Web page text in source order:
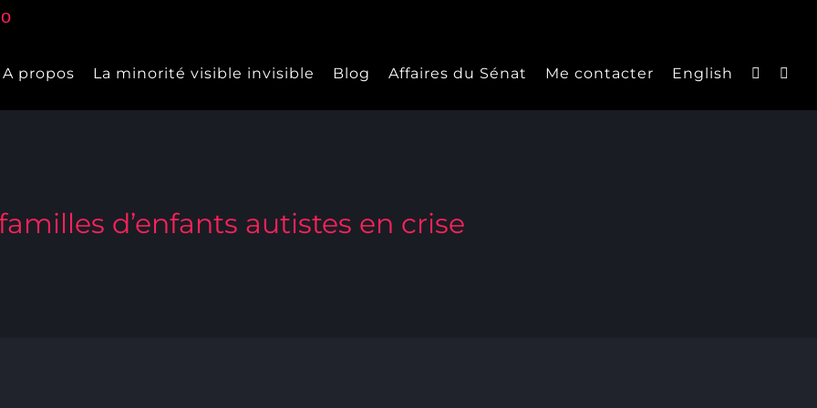
A propos La minorité visible invisible Blog Affaires du Sénat Me contacter English
d’enfants autistes en crise